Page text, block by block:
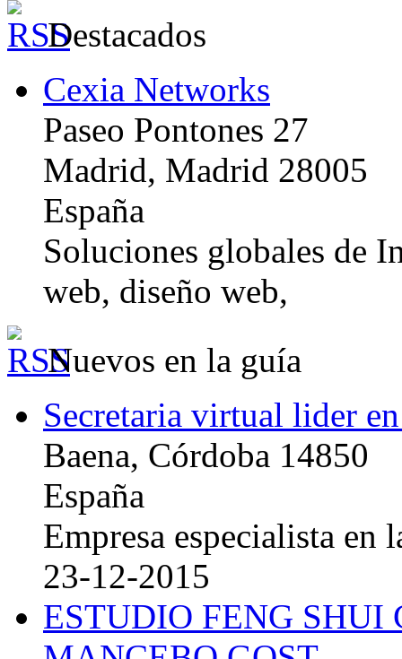
Destacados
Cexia Networks
Paseo Pontones 27
Madrid, Madrid 28005
España
Soluciones globales de
web, diseño web,
Nuevos en la guía
Secretaria virtual lider
Baena, Córdoba 14850
España
Empresa especialista en
23-12-2015
ESTUDIO FENG